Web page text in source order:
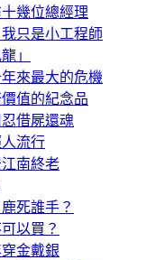
幾位總經理
只是小工程師
」
來最大的危機
值的紀念品
借屍還魂
流行
南終老
死誰手？
以買？
金戴銀